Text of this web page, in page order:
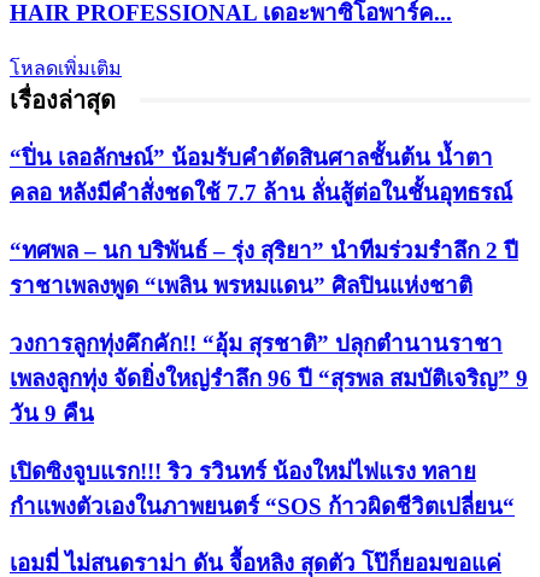
HAIR PROFESSIONAL เดอะพาซิโอพาร์ค...
โหลดเพิ่มเติม
เรื่องล่าสุด
“ปิ่น เลอลักษณ์” น้อมรับคำตัดสินศาลชั้นต้น น้ำตา
คลอ หลังมีคำสั่งชดใช้ 7.7 ล้าน ลั่นสู้ต่อในชั้นอุทธรณ์
“ทศพล – นก บริพันธ์ – รุ่ง สุริยา” นำทีมร่วมรำลึก 2 ปี
ราชาเพลงพูด “เพลิน พรหมแดน” ศิลปินแห่งชาติ
วงการลูกทุ่งคึกคัก!! “อุ้ม สุรชาติ” ปลุกตำนานราชา
เพลงลูกทุ่ง จัดยิ่งใหญ่รำลึก 96 ปี “สุรพล สมบัติเจริญ” 9
วัน 9 คืน
เปิดซิงจูบแรก!!! ริว รวินทร์ น้องใหม่ไฟแรง ทลาย
กำแพงตัวเองในภาพยนตร์ “SOS ก้าวผิดชีวิตเปลี่ยน“
เอมมี่ ไม่สนดราม่า ดัน จื้อหลิง สุดตัว โป๊ก็ยอมขอแค่